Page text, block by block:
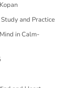
and Practice
in Calm-